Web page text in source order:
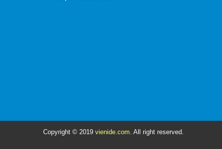
Copyright © 2019 vienide.com . All right reserved.